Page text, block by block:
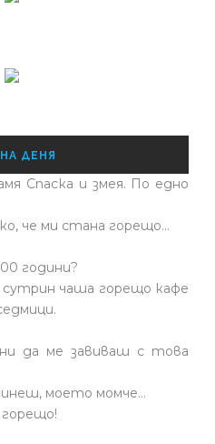
ДЕНЯ
Спаска и змея. По едно
че ми стана горещо...
години?
чаша горещо кафе
да ме завиваш с това
моето момче…